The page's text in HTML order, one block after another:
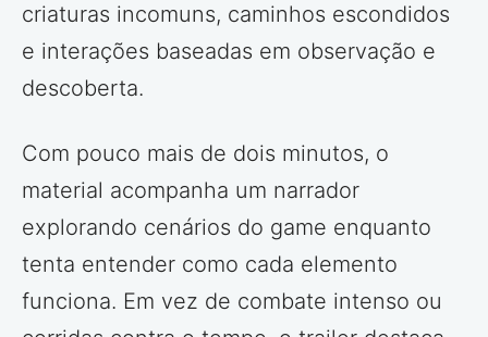
criaturas incomuns, caminhos escondidos
e interações baseadas em observação e
descoberta.
Com pouco mais de dois minutos, o
material acompanha um narrador
explorando cenários do game enquanto
tenta entender como cada elemento
funciona. Em vez de combate intenso ou